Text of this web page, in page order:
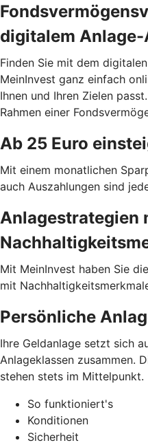
digitalem
Finden Sie mit dem
MeinInvest ganz einfach
Ihnen und Ihren Zielen
Rahmen einer
Ab 25 Euro
Mit einem monatlichen
auch Auszahlungen sind
Anlagestrategien
Mit MeinInvest haben Sie
mit
Persönliche
Ihre Geldanlage setzt sich
Anlageklassen zusammen.
stehen stets im Mittelpunkt.
So funktioniert's
Konditionen
Sicherheit